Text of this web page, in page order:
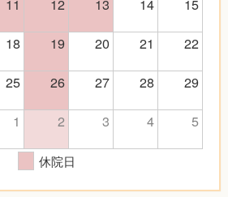
11 12 13 14
15
18 19 20 21
22
25 26 27 28
29
1 2 3 4 5
休院日